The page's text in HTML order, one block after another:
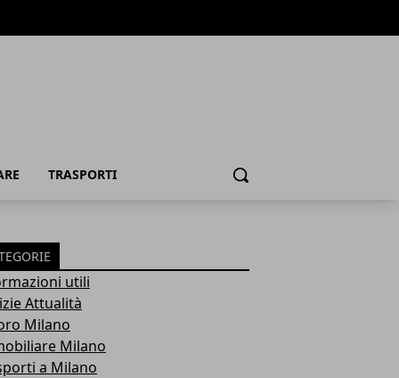
TRASPORTI Cerca
utili
Attualità
Milano
Milano
a Milano